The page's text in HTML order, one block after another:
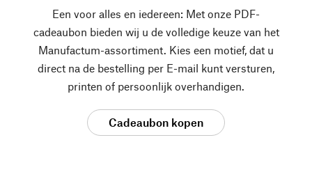
Een voor alles en iedereen: Met onze PDF-
cadeaubon bieden wij u de volledige keuze van het
Manufactum-assortiment. Kies een motief, dat u
direct na de bestelling per E-mail kunt versturen,
printen of persoonlijk overhandigen.
Cadeaubon kopen